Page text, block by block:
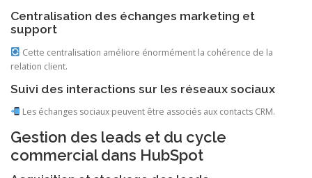
Centralisation des échanges marketing et
support
Cette centralisation améliore énormément la cohérence de la
relation client.
Suivi des interactions sur les réseaux sociaux
Les échanges sociaux peuvent être associés aux contacts CRM.
Gestion des leads et du cycle
commercial dans HubSpot